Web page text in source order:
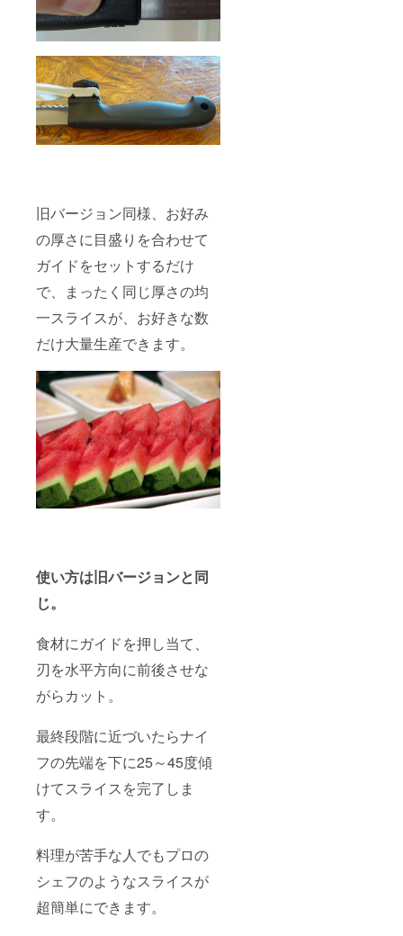
旧バージョン同様、お好み
の厚さに目盛りを合わせて
ガイドをセットするだけ
で、まったく同じ厚さの均
一スライスが、お好きな数
だけ大量生産できます。
使い方は旧バージョンと同
じ。
食材にガイドを押し当て、
刃を水平方向に前後させな
がらカット。
最終段階に近づいたらナイ
フの先端を下に25～45度傾
けてスライスを完了しま
す。
料理が苦手な人でもプロの
シェフのようなスライスが
超簡単にできます。